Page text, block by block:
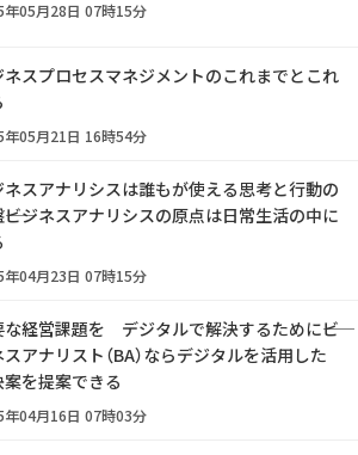
年05月28日 07時15分
ネスプロセスマネジメントのこれまでとこれ
年05月21日 16時54分
ネスアナリシスは誰もが使える思考と行動の
ビジネスアナリシスの原点は日常生活の中に
年04月23日 07時15分
経営課題を デジタルで解決するために――ビ
アナリスト（BA）ならデジタルを活用した
を提案できる
年04月16日 07時03分